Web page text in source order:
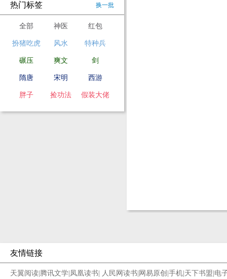
热门标签 换一批
全部 神医 红包
扮猪吃虎 风水 特种兵
碾压 爽文 剑
隋唐 宋明 西游
胖子 捡功法 假装大佬
友情链接
天翼阅读 腾讯文学 凤凰读书 人民网读书 网易原创 手机 天下书盟 电